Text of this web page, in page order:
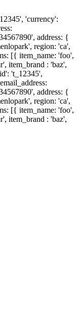
'currency':
address: {
region: 'ca',
[{ item_name: 'foo',
item_brand : 'baz',
't_12345',
address: {
region: 'ca',
[{ item_name: 'foo',
item_brand : 'baz',